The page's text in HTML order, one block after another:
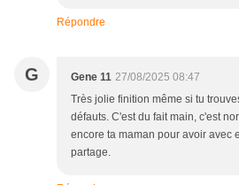
Répondre
G Gene 11 27/08/2025 08:47
Très jolie finition même si tu
défauts. C'est du fait main, c'est
encore ta maman pour avoir avec
partage.